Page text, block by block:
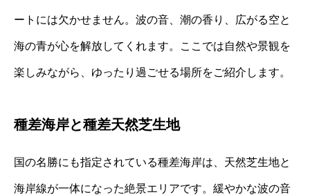
ートには欠かせません。波の音、潮の香り、広がる空と
海の青が心を解放してくれます。ここでは自然や景観を
楽しみながら、ゆったり過ごせる場所をご紹介します。
種差海岸と種差天然芝生地
国の名勝にも指定されている種差海岸は、天然芝生地と
海岸線が一体になった絶景エリアです。緩やかな波の音